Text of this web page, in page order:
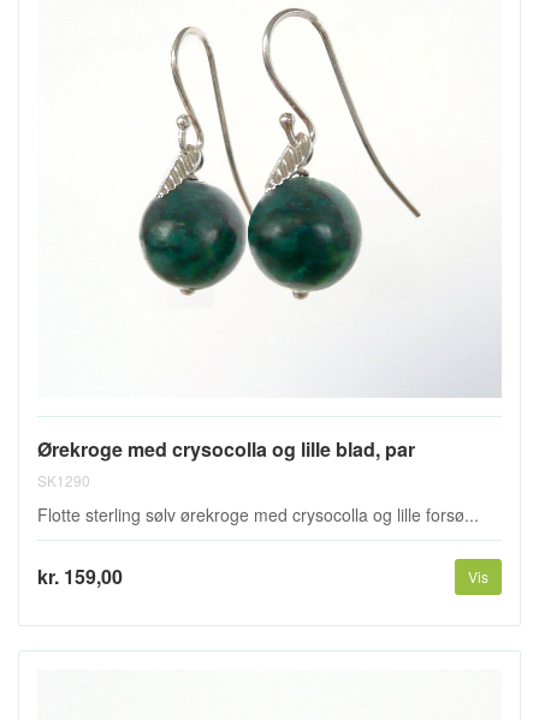
Ørekroge med crysocolla og lille blad, par
SK1290
Flotte sterling sølv ørekroge med crysocolla og lille forsø...
kr. 159,00 Vis